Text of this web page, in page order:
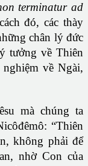
terminatur ad
đó, các thày
chân lý đức
tưởng về Thiên
về Ngài,
mà chúng ta
“Thiên
không phải để
nhờ Con của